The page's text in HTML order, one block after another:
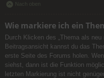
Nach oben
Wie markiere ich ein
Durch Klicken des „Thema als neu
Beitragsansicht kannst du das
erste Seite des Forums holen.
siehst, dann ist die Funktion
letzten Markierung ist nicht